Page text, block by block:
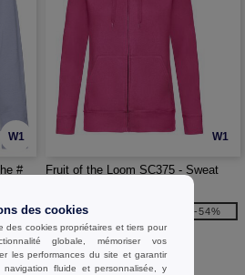
W1
#
W1
Fruit of the Loom SC375 - Sweat
17,93 €
38,80 €
-54%
des cookies
des cookies propriétaires et tiers pour
globale, mémoriser vos
les performances du site et garantir
fluide et personnalisée, y